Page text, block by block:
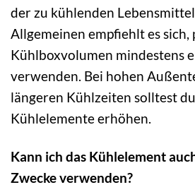
der zu kühlenden
Allgemeinen empfiehlt es
Kühlboxvolumen mindestens
verwenden. Bei hohen
längeren Kühlzeiten solltest
Kühlelemente erhöhen.
Kann ich das Kühlelement
Zwecke verwenden?